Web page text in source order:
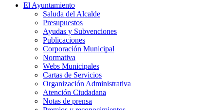
El Ayuntamiento
Saluda del Alcalde
Presupuestos
Ayudas y Subvenciones
Publicaciones
Corporación Municipal
Normativa
Webs Municipales
Cartas de Servicios
Organización Administrativa
Atención Ciudadana
Notas de prensa